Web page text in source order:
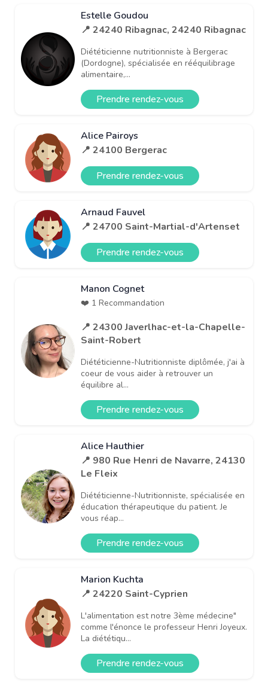
Estelle Goudou
📍 24240 Ribagnac, 24240 Ribagnac
Diététicienne nutritionniste à Bergerac
(Dordogne), spécialisée en rééquilibrage
alimentaire,...
Prendre rendez-vous
Alice Pairoys
📍 24100 Bergerac
Prendre rendez-vous
Arnaud Fauvel
📍 24700 Saint-Martial-d'Artenset
Prendre rendez-vous
Manon Cognet
❤️ 1 Recommandation
📍 24300 Javerlhac-et-la-Chapelle-
Saint-Robert
Diététicienne-Nutritionniste diplômée, j'ai à
coeur de vous aider à retrouver un
équilibre al...
Prendre rendez-vous
Alice Hauthier
📍 980 Rue Henri de Navarre, 24130
Le Fleix
Diététicienne-Nutritionniste, spécialisée en
éducation thérapeutique du patient. Je
vous réap...
Prendre rendez-vous
Marion Kuchta
📍 24220 Saint-Cyprien
L'alimentation est notre 3ème médecine"
comme l'énonce le professeur Henri Joyeux.
La diététiqu...
Prendre rendez-vous